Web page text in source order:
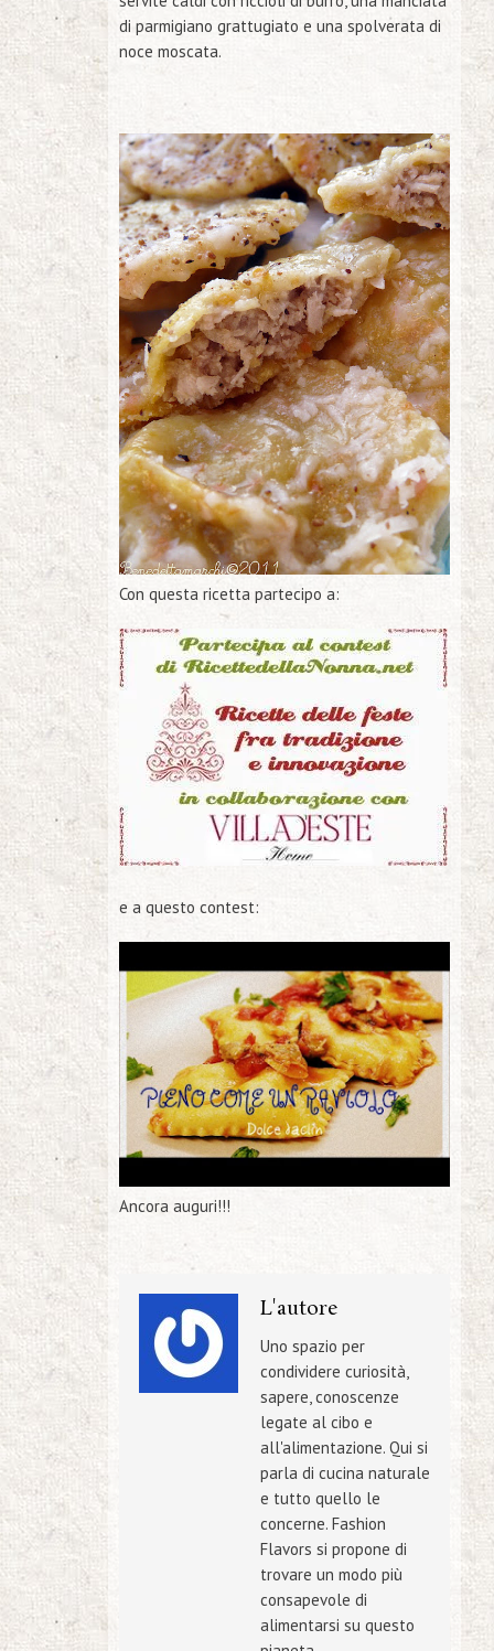
di parmigiano grattugiato e una spolverata di
noce moscata.
Con questa ricetta partecipo a:
e a questo contest:
Ancora auguri!!!
L'autore
Uno spazio per
condividere curiosità,
sapere, conoscenze
legate al cibo e
all'alimentazione. Qui si
parla di cucina naturale
e tutto quello le
concerne. Fashion
Flavors si propone di
trovare un modo più
consapevole di
alimentarsi su questo